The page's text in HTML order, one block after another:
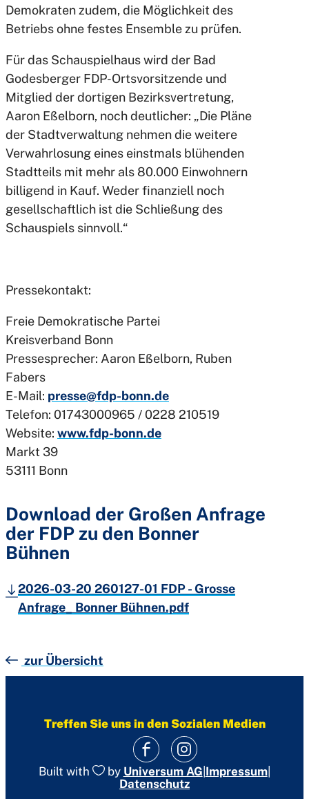
Demokraten zudem, die Möglichkeit des
Betriebs ohne festes Ensemble zu prüfen.
Für das Schauspielhaus wird der Bad
Godesberger FDP-Ortsvorsitzende und
Mitglied der dortigen Bezirksvertretung,
Aaron Eßelborn, noch deutlicher: „Die Pläne
der Stadtverwaltung nehmen die weitere
Verwahrlosung eines einstmals blühenden
Stadtteils mit mehr als 80.000 Einwohnern
billigend in Kauf. Weder finanziell noch
gesellschaftlich ist die Schließung des
Schauspiels sinnvoll.“
Pressekontakt:
Freie Demokratische Partei
Kreisverband Bonn
Pressesprecher: Aaron Eßelborn, Ruben
Fabers
E-Mail: presse@fdp-bonn.de
Telefon: 01743000965 / 0228 210519
Website: www.fdp-bonn.de
Markt 39
53111 Bonn
Download der Großen Anfrage
der FDP zu den Bonner
Bühnen
2026-03-20 260127-01 FDP - Grosse
Anfrage_ Bonner Bühnen.pdf
zur Übersicht
Treffen Sie uns in den Sozialen Medien
Built with by Universum AG Impressum|
Datenschutz